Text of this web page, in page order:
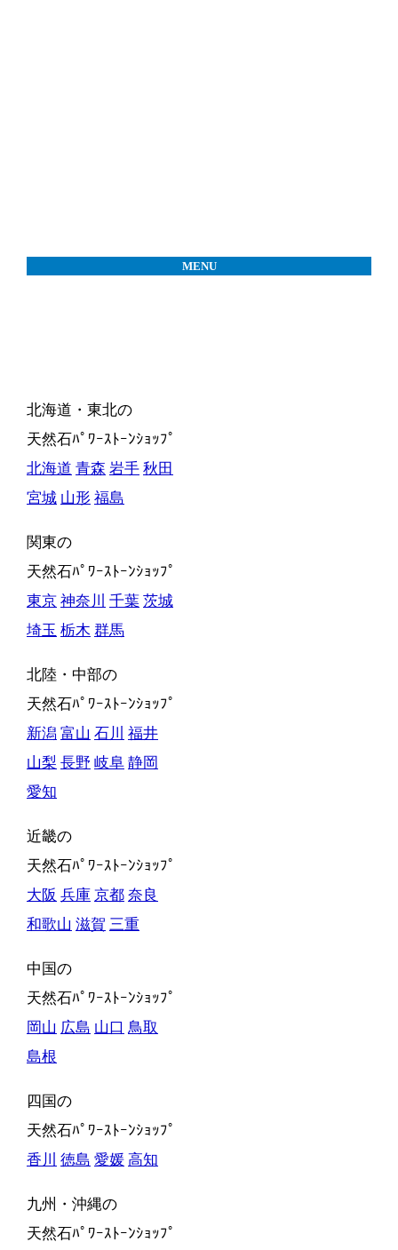
MENU
北海道・東北の
天然石ﾊﾟﾜｰｽﾄｰﾝｼｮｯﾌﾟ
北海道 青森 岩手 秋田
宮城 山形 福島
関東の
天然石ﾊﾟﾜｰｽﾄｰﾝｼｮｯﾌﾟ
東京 神奈川 千葉 茨城
埼玉 栃木 群馬
北陸・中部の
天然石ﾊﾟﾜｰｽﾄｰﾝｼｮｯﾌﾟ
新潟 富山 石川 福井
山梨 長野 岐阜 静岡
愛知
近畿の
天然石ﾊﾟﾜｰｽﾄｰﾝｼｮｯﾌﾟ
大阪 兵庫 京都 奈良
和歌山 滋賀 三重
中国の
天然石ﾊﾟﾜｰｽﾄｰﾝｼｮｯﾌﾟ
岡山 広島 山口 鳥取
島根
四国の
天然石ﾊﾟﾜｰｽﾄｰﾝｼｮｯﾌﾟ
香川 徳島 愛媛 高知
九州・沖縄の
天然石ﾊﾟﾜｰｽﾄｰﾝｼｮｯﾌﾟ